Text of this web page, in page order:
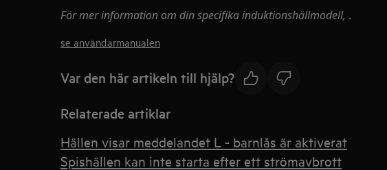
För mer information om din specifika induktionshällmodell, .
se användarmanualen
Var den här artikeln till hjälp?
Relaterade artiklar
Hällen visar meddelandet L - barnlås är aktiverat
Spishällen kan inte starta efter ett strömavbrott